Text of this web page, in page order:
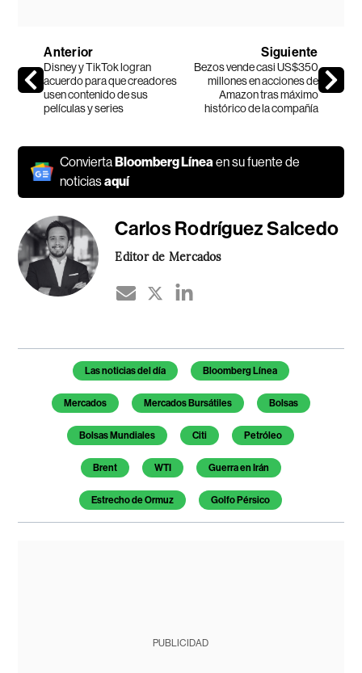
Anterior
Disney y TikTok logran
acuerdo para que creadores
usen contenido de sus
películas y series
Siguiente
Bezos vende casi US$350
millones en acciones de
Amazon tras máximo
histórico de la compañía
ConviertaBloomberg Línea en su fuente de
noticiasaquí
Carlos Rodríguez Salcedo
Editor de Mercados
Temas de este artículo
Las noticias del día Bloomberg Línea
Mercados Mercados Bursátiles Bolsas
Bolsas Mundiales Citi Petróleo
Brent WTI Guerra en Irán
Estrecho de Ormuz Golfo Pérsico
PUBLICIDAD